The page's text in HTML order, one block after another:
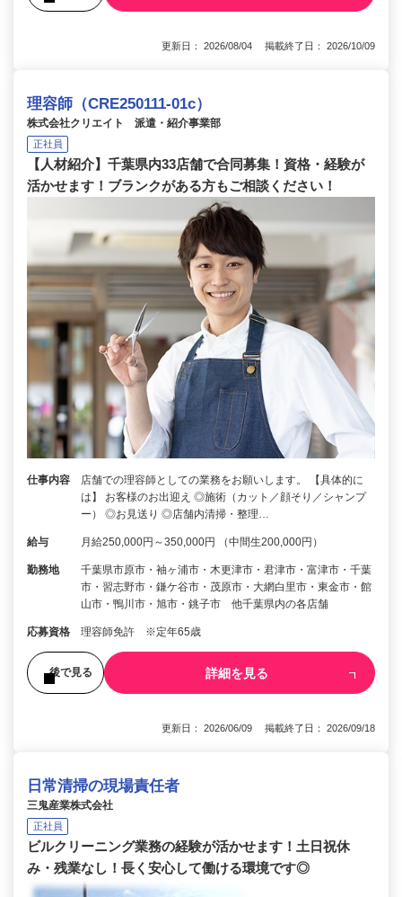
更新日： 2026/08/04 掲載終了日： 2026/10/09
理容師（CRE250111-01c）
株式会社クリエイト 派遣・紹介事業部
正社員
【人材紹介】千葉県内33店舗で合同募集！資格・経験が
活かせます！ブランクがある方もご相談ください！
仕事内容
店舗での理容師としての業務をお願いします。 【具体的に
は】 お客様のお出迎え ◎施術（カット／顔そり／シャンプ
ー） ◎お見送り ◎店舗内清掃・整理…
給与 月給250,000円～350,000円 （中間生200,000円）
勤務地
千葉県市原市・袖ヶ浦市・木更津市・君津市・富津市・千葉
市・習志野市・鎌ケ谷市・茂原市・大網白里市・東金市・館
山市・鴨川市・旭市・銚子市 他千葉県内の各店舗
応募資格 理容師免許 ※定年65歳
後で見る 詳細を見る
更新日： 2026/06/09 掲載終了日： 2026/09/18
日常清掃の現場責任者
三鬼産業株式会社
正社員
ビルクリーニング業務の経験が活かせます！土日祝休
み・残業なし！長く安心して働ける環境です◎